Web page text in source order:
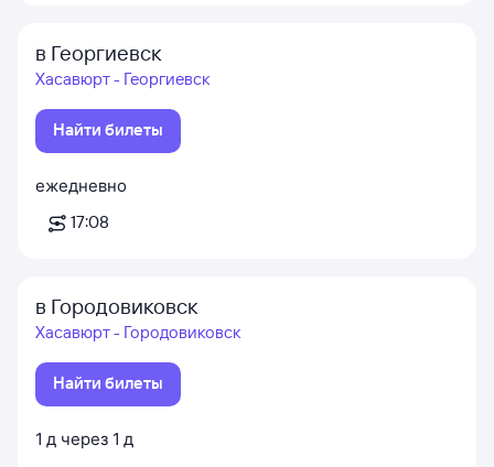
в Георгиевск
Хасавюрт - Георгиевск
Найти билеты
ежедневно
17:08
в Городовиковск
Хасавюрт - Городовиковск
Найти билеты
1 д через 1 д